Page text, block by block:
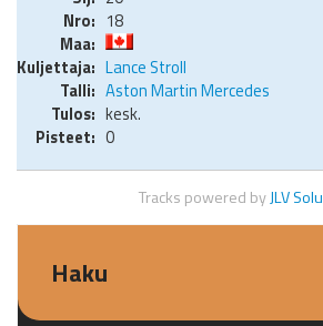
18
Lance Stroll
Aston Martin Mercedes
kesk.
0
Tracks powered byJLV
Haku